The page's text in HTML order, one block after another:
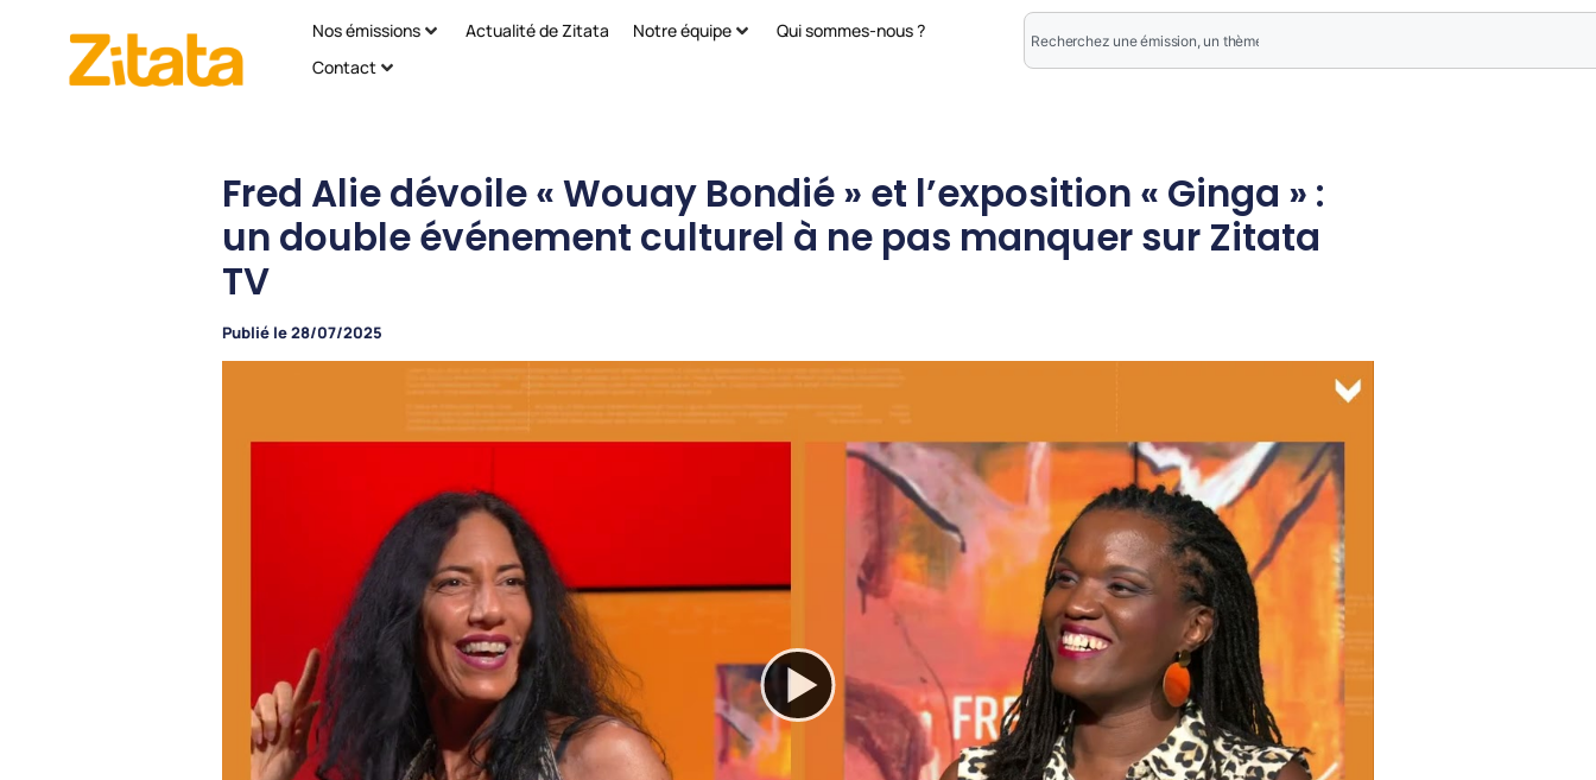
Nos émissions Actualité de Zitata Notre équipe
Qui sommes-nous ?
Contact
Fred Alie dévoile « Wouay Bondié » et l’exposition « Ginga » :
un double événement culturel à ne pas manquer sur Zitata
TV
Publié le28/07/2025